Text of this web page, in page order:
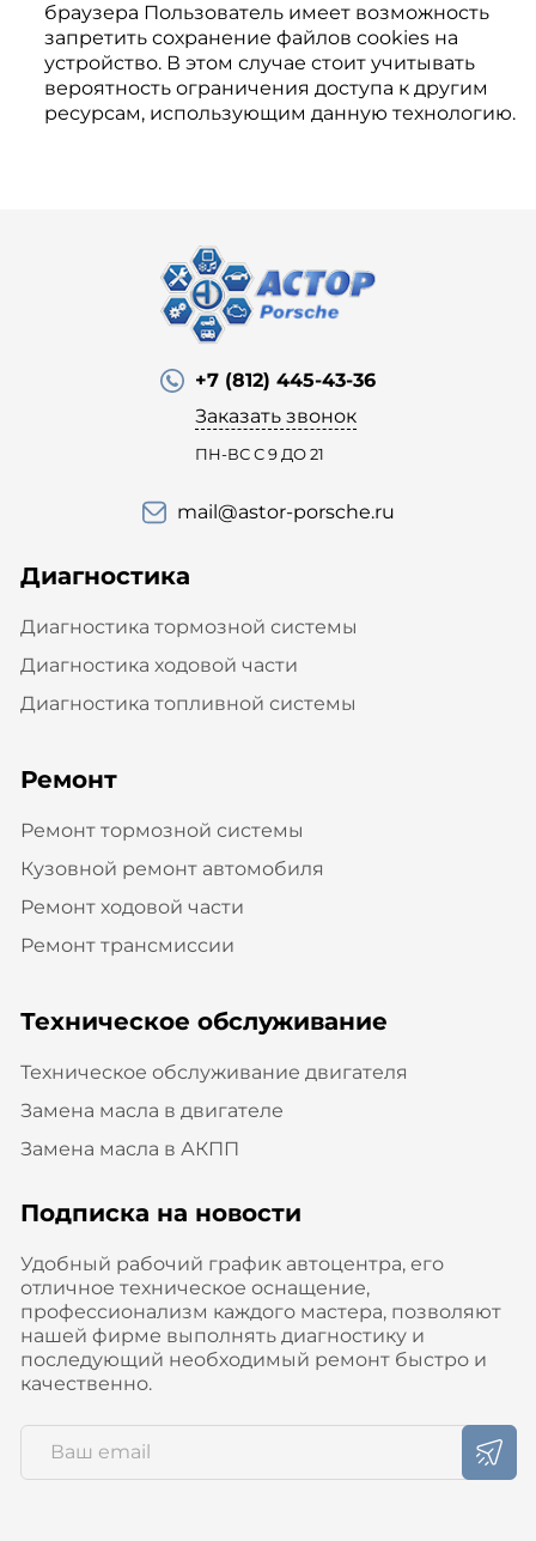
браузера Пользователь имеет возможность
запретить сохранение файлов cookies на
устройство. В этом случае стоит учитывать
вероятность ограничения доступа к другим
ресурсам, использующим данную технологию.
+7 (812) 445-43-36
Заказать звонок
ПН-ВС С 9 ДО 21
mail@astor-porsche.ru
Диагностика
Диагностика тормозной системы
Диагностика ходовой части
Диагностика топливной системы
Ремонт
Ремонт тормозной системы
Кузовной ремонт автомобиля
Ремонт ходовой части
Ремонт трансмиссии
Техническое обслуживание
Техническое обслуживание двигателя
Замена масла в двигателе
Замена масла в АКПП
Подписка на новости
Удобный рабочий график автоцентра, его
отличное техническое оснащение,
профессионализм каждого мастера, позволяют
нашей фирме выполнять диагностику и
последующий необходимый ремонт быстро и
качественно.